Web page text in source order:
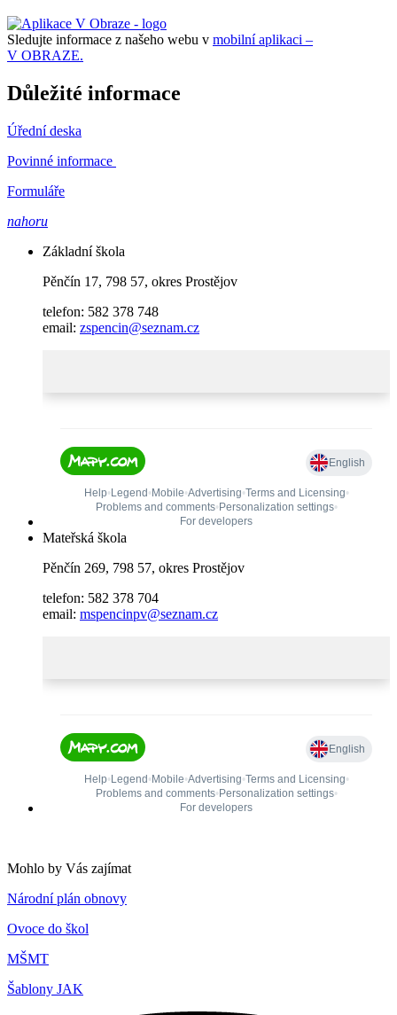
Sledujte informace z našeho webu v mobilní aplikaci –
V OBRAZE.
Důležité informace
Úřední deska
Povinné informace
Formuláře
nahoru
Základní škola
Pěnčín 17, 798 57, okres Prostějov
telefon: 582 378 748
email: zspencin@seznam.cz
Mateřská škola
Pěnčín 269, 798 57, okres Prostějov
telefon: 582 378 704
email: mspencinpv@seznam.cz
Mohlo by Vás zajímat
Národní plán obnovy
Ovoce do škol
MŠMT
Šablony JAK